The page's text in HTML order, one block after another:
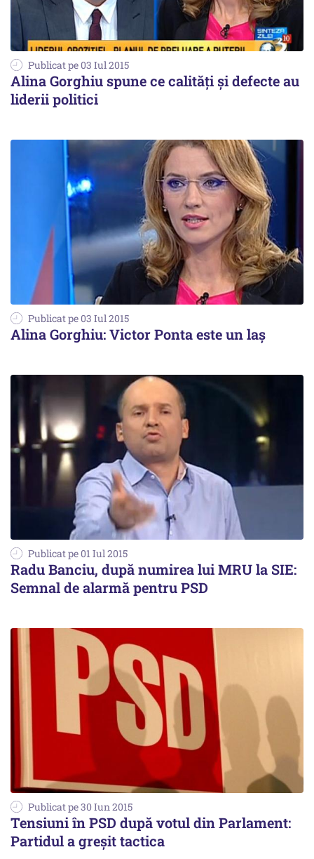
Publicat pe 03 Iul 2015
Alina Gorghiu spune ce calități și defecte au
liderii politici
Publicat pe 03 Iul 2015
Alina Gorghiu: Victor Ponta este un laş
Publicat pe 01 Iul 2015
Radu Banciu, după numirea lui MRU la SIE:
Semnal de alarmă pentru PSD
Publicat pe 30 Iun 2015
Tensiuni în PSD după votul din Parlament:
Partidul a greșit tactica